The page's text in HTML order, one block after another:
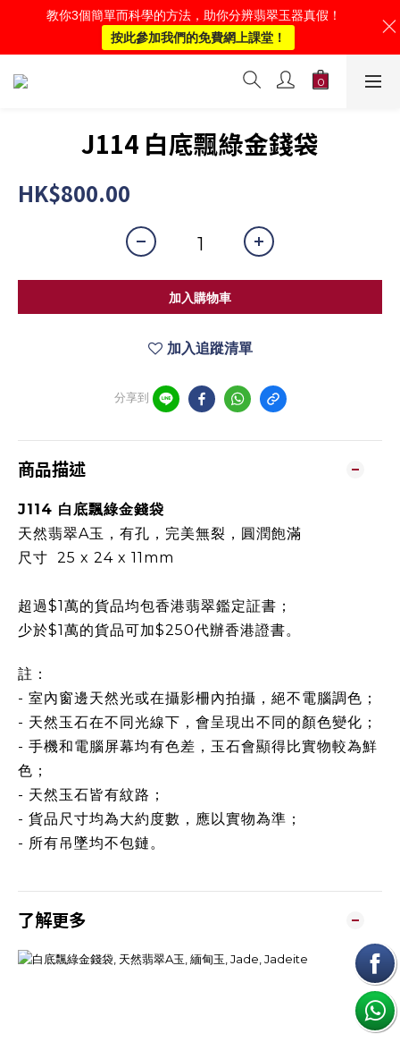
J114 白底飄綠金錢袋
HK$800.00
加入購物車
加入追蹤清單
分享到
商品描述
J114 白底飄綠金錢袋
天然翡翠A玉，有孔，完美無裂 ， 圓潤飽滿
尺寸 25 x 24 x 11mm
超過$1萬的貨品均包香港翡翠鑑定証書；
少於$1萬的貨品可加$250代辦香港證書。
註：
- 室內窗邊天然光或在攝影柵內拍攝，絕不電腦調色；
- 天然玉石在不同光線下，會呈現出不同的顏色變化；
- 手機和電腦屏幕均有色差，玉石會顯得比實物較為鮮
色；
- 天然玉石皆有紋路；
- 貨品尺寸均為大約度數，應以實物為準；
- 所有吊墜均不包鏈。
了解更多
教你3個簡單而科學的方法，助你分辨翡翠玉器真假！
按此參加我們的免費網上課堂！